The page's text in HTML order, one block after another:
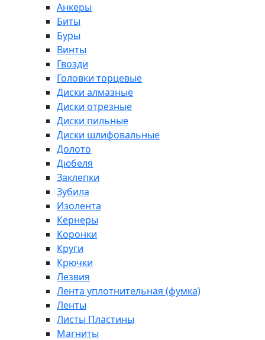
Анкеры
Биты
Буры
Винты
Гвозди
Головки торцевые
Диски алмазные
Диски отрезные
Диски пильные
Диски шлифовальные
Долото
Дюбеля
Заклепки
Зубила
Изолента
Кернеры
Коронки
Круги
Крючки
Лезвия
Лента уплотнительная (фумка)
Ленты
Листы Пластины
Магниты